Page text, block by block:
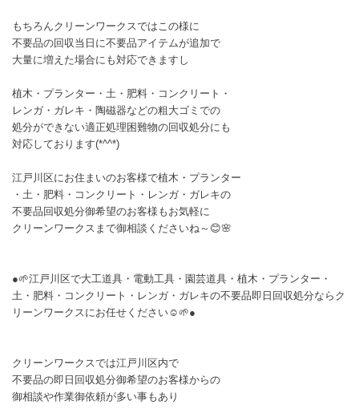
もちろんクリーンワークスではこの様に
不要品の回収当日に不要品アイテムが追加で
大量に増えた場合にも対応できますし
植木・プランター・土・肥料・コンクリート・
レンガ・ガレキ・陶磁器などの粗大ゴミでの
処分ができない適正処理困難物の回収処分にも
対応しております(*^^*)
江戸川区にお住まいのお客様で植木・プランター
・土・肥料・コンクリート・レンガ・ガレキの
不要品回収処分御希望のお客様もお気軽に
クリーンワークスまで御相談くださいね～😊🌸
●🌱江戸川区で大工道具・電動工具・園芸道具・植木・プランター・
土・肥料・コンクリート・レンガ・ガレキの不要品即日回収処分ならク
リーンワークスにお任せください☺️🌱●
クリーンワークスでは江戸川区内で
不要品の即日回収処分御希望のお客様からの
御相談や作業御依頼が多い事もあり